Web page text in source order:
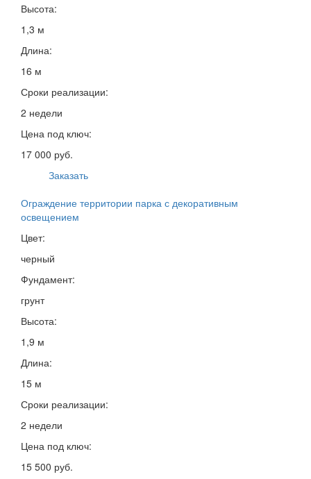
Высота:
1,3 м
Длина:
16 м
Сроки реализации:
2 недели
Цена под ключ:
17 000 руб.
Заказать
Ограждение территории парка с декоративным
освещением
Цвет:
черный
Фундамент:
грунт
Высота:
1,9 м
Длина:
15 м
Сроки реализации:
2 недели
Цена под ключ:
15 500 руб.